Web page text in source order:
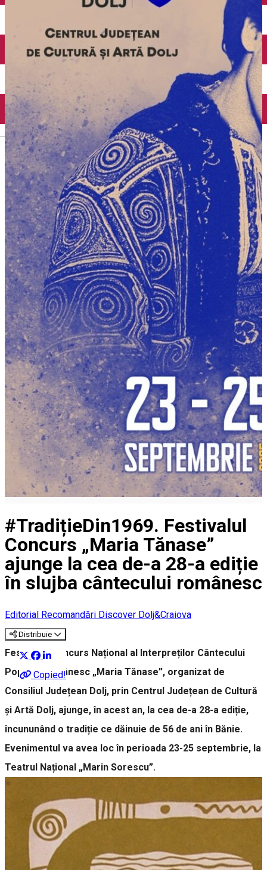
English
Închirieri auto
Taxi
Încărcare vehicule electrice
#TradițieDin1969. Festivalul
Concurs „Maria Tănase”
ajunge la cea de-a 28-a ediție
în slujba cântecului românesc
Editorial Recomandări Discover Dolj&Craiova
Distribuie
Copied!
Festivalul Concurs Național al Interpreților Cântecului
Popular Românesc „Maria Tănase”, organizat de
Consiliul Județean Dolj, prin Centrul Județean de Cultură
și Artă Dolj, ajunge, în acest an, la cea de-a 28-a ediție,
încununând o tradiție ce dăinuie de 56 de ani în Bănie.
Evenimentul va avea loc în perioada 23-25 septembrie, la
Teatrul Național „Marin Sorescu”.